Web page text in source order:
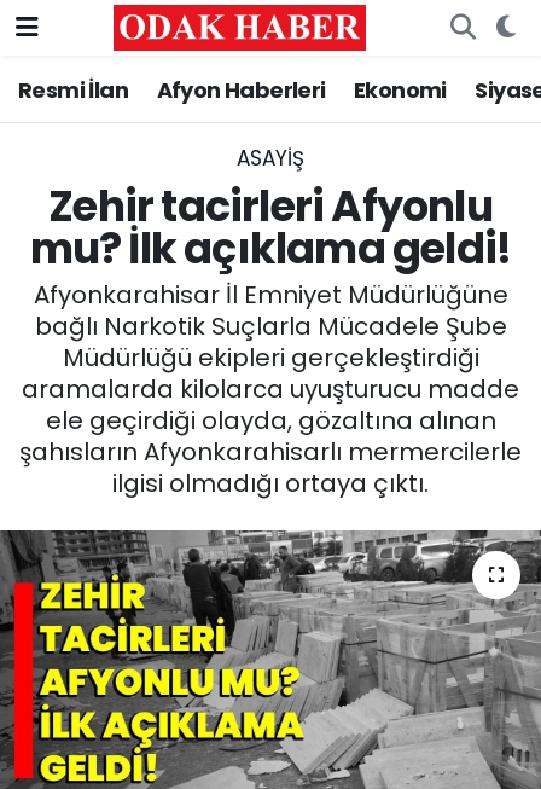
Resmi İlan Afyon Haberleri Ekonomi
ASAYİŞ
Zehir tacirleri Afyonlu
mu? İlk açıklama geldi!
Afyonkarahisar İl Emniyet Müdürlüğüne
bağlı Narkotik Suçlarla Mücadele Şube
Müdürlüğü ekipleri gerçekleştirdiği
aramalarda kilolarca uyuşturucu madde
ele geçirdiği olayda, gözaltına alınan
şahısların Afyonkarahisarlı mermercilerle
ilgisi olmadığı ortaya çıktı.
AFYONKARAHİSAR HABERLERİ
ASAYİŞ
SİYASET
EĞİTİM
MAGAZİN
SAĞLIK
SPOR
11:11 MANŞET
Afyonkarahisar Nöbetçi Eczaneler
Afyonkarahisar Hava Durumu
Afyonkarahisar Namaz Vakitleri
Afyonkarahisar Trafik Yoğunluk Haritası
Süper Lig Puan Durumu ve Fikstür
Tüm Manşetler
Son Dakika Haberleri
Haber Arşivi